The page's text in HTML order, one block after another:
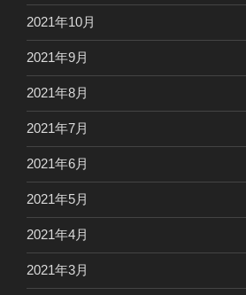
2021年10月
2021年9月
2021年8月
2021年7月
2021年6月
2021年5月
2021年4月
2021年3月